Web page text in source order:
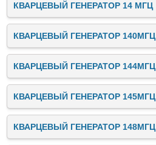
КВАРЦЕВЫЙ ГЕНЕРАТОР 14 МГЦ
КВАРЦЕВЫЙ ГЕНЕРАТОР 140МГЦ
КВАРЦЕВЫЙ ГЕНЕРАТОР 144МГЦ
КВАРЦЕВЫЙ ГЕНЕРАТОР 145МГЦ
КВАРЦЕВЫЙ ГЕНЕРАТОР 148МГЦ